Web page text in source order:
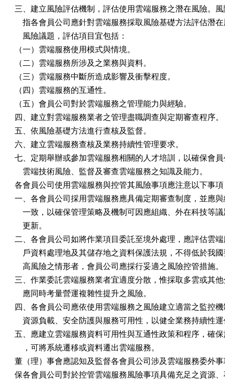
三、建立風險評估機制，評估使用雲端服務之潛在風險。
指各會員公司應針對雲端服務採取風險基礎方法評估潛
    風險議題，評估項目宜包括：
（一）雲端服務使用模式與情境。
（二）雲端服務所涉及之業務與資料。
（三）雲端服務中斷所造成影響及衝擊程度。
（四）雲端服務的互通性。
（五）會員公司對於雲端服務之管理能力與經驗。
四、建立對雲端服務業者之管理盡職調查與定期審查程序。
五、依風險基礎方法進行查核及監督。
六、建立雲端服務查核及業務持續性管理要求。
七、定期舉辦或參加雲端服務相關的人才培訓，以確保會
    雲端技術風險、監督及審查雲端服務之知識及能力。
各會員公司使用雲端服務與控管其風險事項應注意以下事項
一、各會員公司採用雲端服務應具備定期審查制度，並應
一致，以確保管理策略及機制可因應組織、外在科技等
    更新。
二、各會員公司如將作業項目委託至境外處理，應評估雲
戶資料處理地及其儲存地之資料保護法規，不得低於我
    高風險之情形者，會員公司應採行妥適之風險控管措施。
三、作業委託雲端服務業者宜適度分散，惟採取多雲或其
    應同時考量營運複雜性提升之風險。
四、各會員公司應依使用雲端服務之風險建立適當之監控
資源負載、安全防護與服務可用性，以健全業務持續性
五、應建立雲端服務資料可用性與互通性政策和程序，確
    ，可將系統遷移或資料遷出雲端服務。
董（理）事會應認知及監督各會員公司涉及雲端服務委外
保各會員公司對於控管雲端服務風險事項具備充足之資源